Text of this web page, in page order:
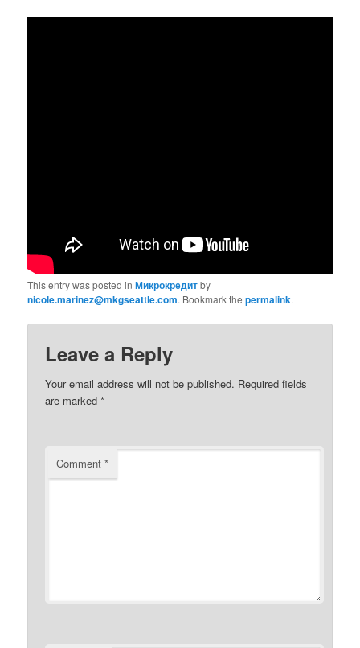
This entry was posted inМикрокредитby
nicole.marinez@mkgseattle.com. Bookmark thepermalink.
Leave a Reply
Your email address will not be published. Required fields
are marked*
Comment*